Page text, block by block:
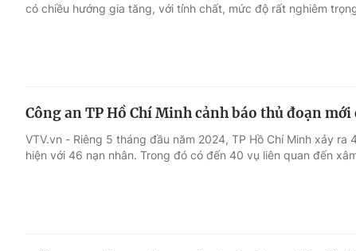
có chiều hướng gia tăng, với tính chất, mức độ rất nghiêm
Công an TP Hồ Chí Minh cảnh báo thủ đoạn
VTV.vn - Riêng 5 tháng đầu năm 2024, TP Hồ Chí Minh xảy
hiện với 46 nạn nhân. Trong đó có đến 40 vụ liên quan đến